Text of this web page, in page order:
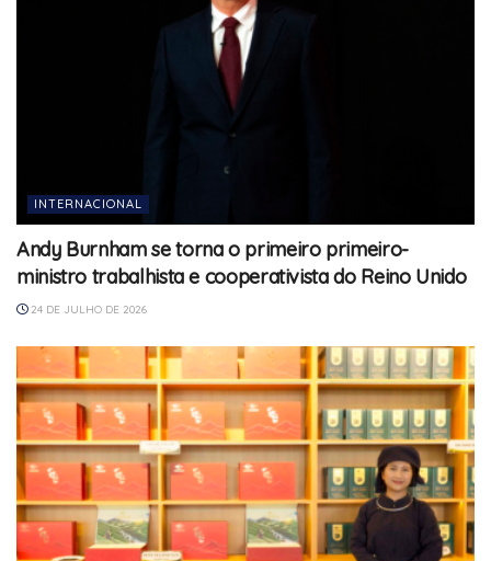
INTERNACIONAL
Andy Burnham se torna o primeiro primeiro-
ministro trabalhista e cooperativista do Reino Unido
24 DE JULHO DE 2026